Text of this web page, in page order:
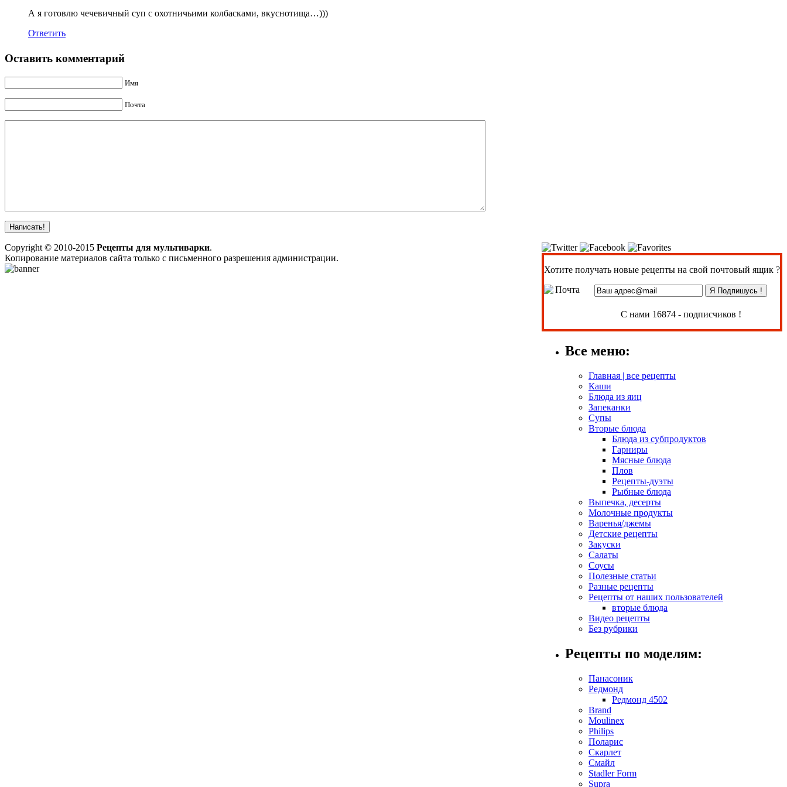
А я готовлю чечевичный суп с охотничьими колбасками, вкуснотища…)))
Ответить
Оставить комментарий
Имя
Почта
Хотите получать новые рецепты на свой почтовый ящик ?
С нами 16874 - подписчиков !
Все меню:
Главная | все рецепты
Каши
Блюда из яиц
Запеканки
Супы
Вторые блюда
Блюда из субпродуктов
Гарниры
Мясные блюда
Плов
Рецепты-дуэты
Рыбные блюда
Выпечка, десерты
Молочные продукты
Варенья/джемы
Детские рецепты
Закуски
Салаты
Соусы
Полезные статьи
Разные рецепты
Рецепты от наших пользователей
вторые блюда
Видео рецепты
Без рубрики
Рецепты по моделям:
Панасоник
Редмонд
Редмонд 4502
Brand
Moulinex
Philips
Поларис
Скарлет
Смайл
Stadler Form
Supra
Copyright © 2010-2015 Рецепты для мультиварки.
Копирование материалов сайта только с письменного разрешения администрации.